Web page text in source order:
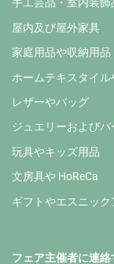
手工芸品・室内装飾
屋内及び屋外家具
家庭用品や収納用品
ホームテキスタイル
レザーやバッグ
ジュエリーおよび
玩具やキッズ用品
文房具や HoReCa
ギフトやエスニック
フェア主催者に連絡